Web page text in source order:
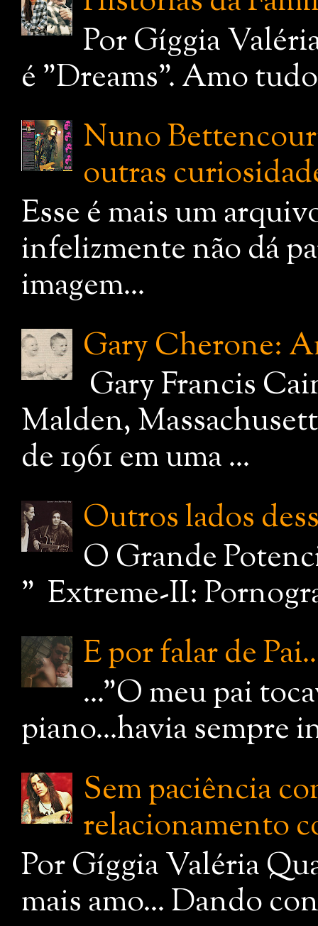
Por Gíggia
é "Dreams". Amo
Nuno
outras
Esse é mais um
infelizmente não dá
imagem...
Gary Cherone:
Gary Francis
Malden,
de 1961 em uma ...
Outros lados
O Grande
" Extreme-II:
E por falar de
..."O meu pai
piano...havia sempre
Sem paciência
relacionamento
Por Gíggia Valéria
mais amo... Dando